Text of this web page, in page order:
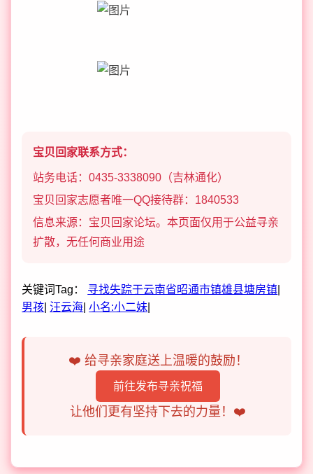
宝贝回家联系方式：
站务电话：0435-3338090（吉林通化）
宝贝回家志愿者唯一QQ接待群：1840533
信息来源：宝贝回家论坛。本页面仅用于公益寻亲
扩散，无任何商业用途
关键词Tag： 寻找失踪于云南省昭通市镇雄县塘房镇
男孩 汪云海 |小名:小二妹
❤️ 给寻亲家庭送上温暖的鼓励！
前往发布寻亲祝福
让他们更有坚持下去的力量！❤️